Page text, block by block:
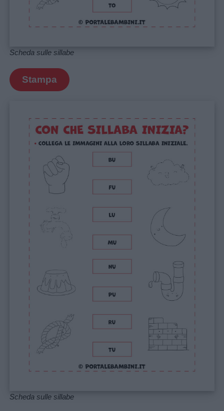
Chi
siamo
Contatti
Privacy
policy
Scheda sulle sillabe
Stampa
Scheda sulle sillabe